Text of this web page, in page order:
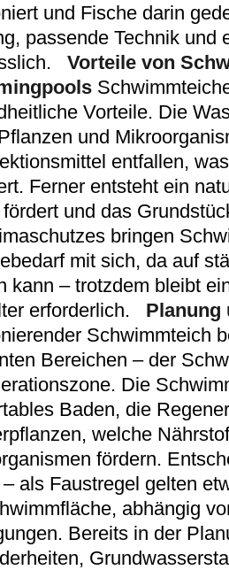
und Fische darin
passende Technik und
Vorteile von
Vorteile. Die
und
entfallen,
Ferner entsteht ein
und das
bringen
mit sich, da auf
kann – trotzdem bleibt
erforderlich. Planung
Schwimmteich
Bereichen – der
Die
Baden, die
welche
fördern.
als Faustregel gelten
abhängig
Bereits in der